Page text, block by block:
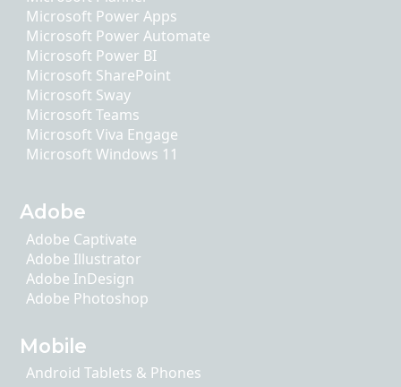
Microsoft Power Apps
Microsoft Power Automate
Microsoft Power BI
Microsoft SharePoint
Microsoft Sway
Microsoft Teams
Microsoft Viva Engage
Microsoft Windows 11
Adobe
Adobe Captivate
Adobe Illustrator
Adobe InDesign
Adobe Photoshop
Mobile
Android Tablets & Phones